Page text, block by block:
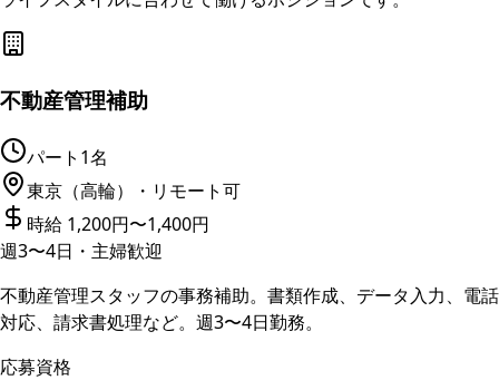
不動産管理補助
パート 1名
東京（高輪）・リモート可
時給 1,200円〜1,400円
週3〜4日・主婦歓迎
不動産管理スタッフの事務補助。書類作成、データ入力、電話
対応、請求書処理など。週3〜4日勤務。
応募資格